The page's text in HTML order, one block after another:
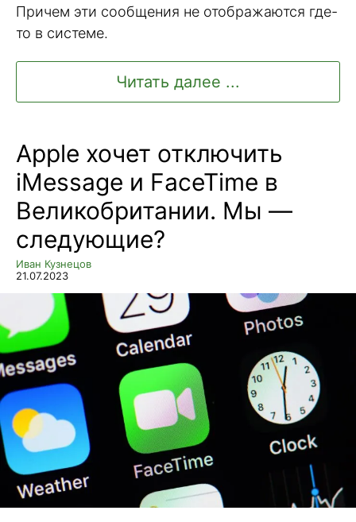
Причем эти сообщения не отображаются где-
то в системе.
Читать далее ...
Apple хочет отключить
iMessage и FaceTime в
Великобритании. Мы —
следующие?
Иван Кузнецов
21.07.2023